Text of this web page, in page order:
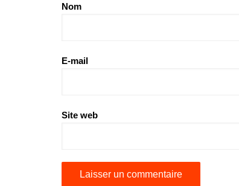
Nom
E-mail
Site web